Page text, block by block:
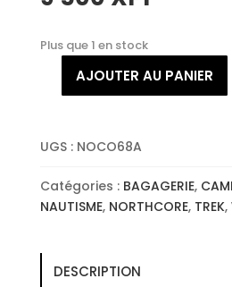
Plus que 1 en stock
quantité
SAC
DOS
ETANCHE
Noir
AJOUTER AU PANIER
UGS : NOCO68A
Catégories : BAGAGERIE,
NAUTISME, NORTHCORE, TREK,
DESCRIPTION